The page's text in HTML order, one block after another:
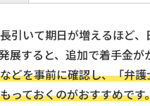
引いて期日が増えるほど
展すると、追加で着手金が
どを事前に確認し、「弁
っておくのがおすすめです